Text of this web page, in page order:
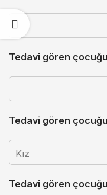
Tedavi gören
Tedavi gören
Tedavi gören